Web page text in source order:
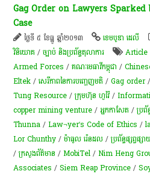
Gag Order on Lawyers
Case
ថ្ងៃទី ៥ ខែធ្នូ ឆ្នាំ២០១៣ ខេមបូឌា ដេលី
វិនិយោគ /ច្បាប់ និងប្រព័ន្ធតុលាការ Article
Armed Forces /គណៈមេធាវីកម្ពុជា /
Eltek /សេរីភាព​នៃ​ការ​បញ្ចេញមតិ /Gag order
Tung Resource /ក្រុមហ៊ុន ហួវ៉ៃ /
copper mining venture /អ្នកកាសែត​ /ប្រព័
Thunna /Law¬yer’s Code of Ethics /
Lor Chunthy /ម៉ាធូល រ៉េនដល /ប្រព័ន្ធ​ផ្សព្វ​ផ្ស
/ក្រសួងព័ត៌មាន /MobiTel /Nim Heng
Associates /Siem Reap Province /